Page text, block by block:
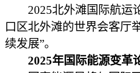
2025北外滩国际航运论
口区北外滩的世界会客厅
续发展”。
2025年国际能源变革